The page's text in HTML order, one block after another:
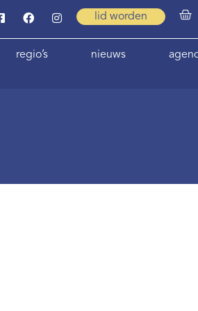
lid worden
regio’s nieuws